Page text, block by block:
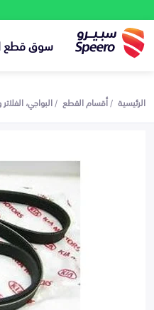
سوق قطع
الرئيسية أقسام القطع البواجي،